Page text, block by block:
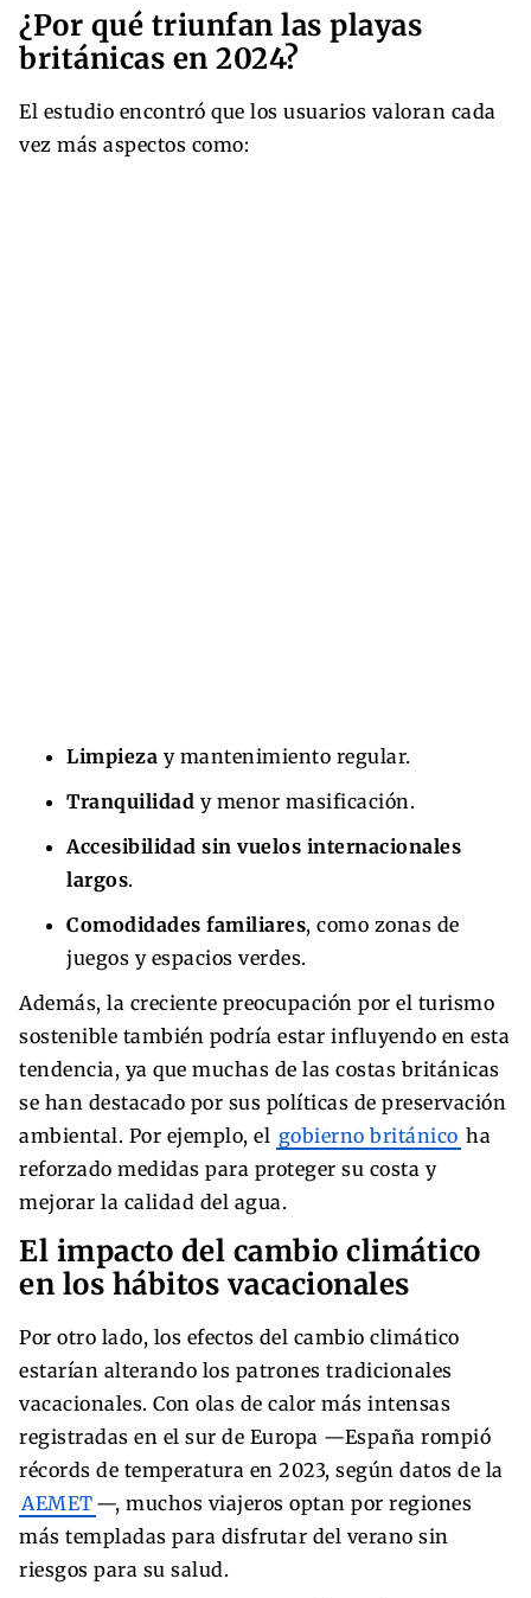
¿Por qué triunfan las playas
británicas en 2024?
El estudio encontró que los usuarios valoran cada
vez más aspectos como:
Limpieza y mantenimiento regular.
Tranquilidad y menor masificación.
Accesibilidad sin vuelos internacionales
largos.
Comodidades familiares, como zonas de
juegos y espacios verdes.
Además, la creciente preocupación por el turismo
sostenible también podría estar influyendo en esta
tendencia, ya que muchas de las costas británicas
se han destacado por sus políticas de preservación
ambiental. Por ejemplo, el gobierno británico ha
reforzado medidas para proteger su costa y
mejorar la calidad del agua.
El impacto del cambio climático
en los hábitos vacacionales
Por otro lado, los efectos del cambio climático
estarían alterando los patrones tradicionales
vacacionales. Con olas de calor más intensas
registradas en el sur de Europa —España rompió
récords de temperatura en 2023, según datos de la
AEMET —, muchos viajeros optan por regiones
más templadas para disfrutar del verano sin
riesgos para su salud.